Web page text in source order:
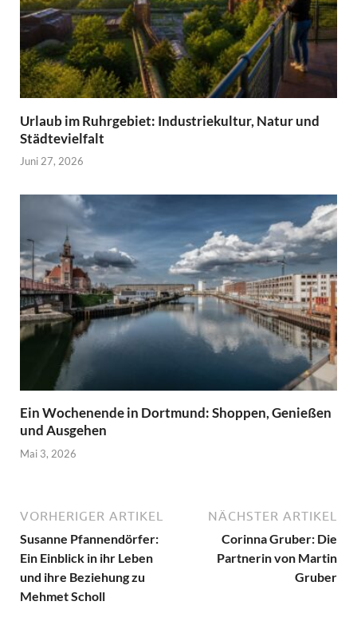
Urlaub im Ruhrgebiet: Industriekultur, Natur und
Städtevielfalt
Juni 27, 2026
Ein Wochenende in Dortmund: Shoppen, Genießen
und Ausgehen
Mai 3, 2026
VORHERIGER ARTIKEL
Susanne Pfannendörfer:
Ein Einblick in ihr Leben
und ihre Beziehung zu
Mehmet Scholl
NÄCHSTER ARTIKEL
Corinna Gruber: Die
Partnerin von Martin
Gruber